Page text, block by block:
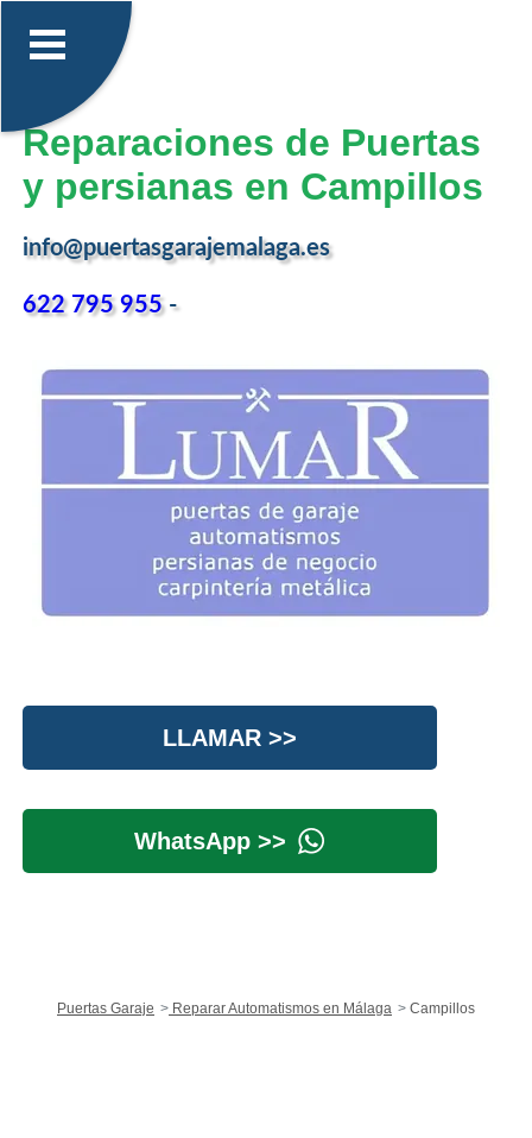
Reparaciones de Puertas
y persianas en Campillos
info@puertasgarajemalaga.es
622 795 955-
LLAMAR >>
WhatsApp >>
Puertas Garaje Reparar Automatismos en Málaga Campillos